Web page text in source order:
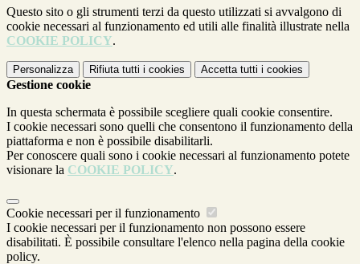
Questo sito o gli strumenti terzi da questo utilizzati si avvalgono di
cookie necessari al funzionamento ed utili alle finalità illustrate nella
COOKIE POLICY.
Personalizza Rifiuta tutti i cookies Accetta tutti i cookies
Gestione cookie
In questa schermata è possibile scegliere quali cookie consentire.
I cookie necessari sono quelli che consentono il funzionamento della
piattaforma e non è possibile disabilitarli.
Per conoscere quali sono i cookie necessari al funzionamento potete
visionare la COOKIE POLICY.
Cookie necessari per il funzionamento
I cookie necessari per il funzionamento non possono essere
disabilitati. È possibile consultare l'elenco nella pagina della cookie
policy.